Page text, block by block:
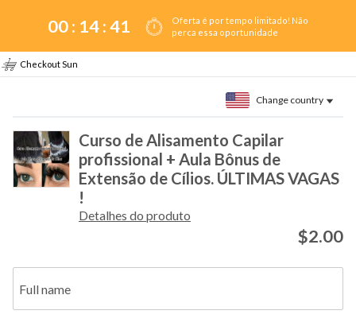
00 : 14:41
Oferta é por tempo limitado! Não
perca essa oportunidade
Checkout Sun
Change country
Curso de Alisamento Capilar
profissional + Aula Bônus de
Extensão de Cílios. ÚLTIMAS VAGAS
!
Detalhes do produto
$2.00
Full name